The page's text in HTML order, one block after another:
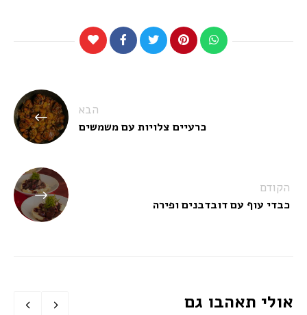
הבא
כרעיים צלויות עם משמשים
הקודם
כבדי עוף עם דובדבנים ופירה
אולי תאהבו גם